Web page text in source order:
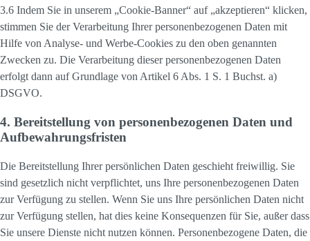
3.6 Indem Sie in unserem „Cookie-Banner“ auf „akzeptieren“ klicken,
stimmen Sie der Verarbeitung Ihrer personenbezogenen Daten mit
Hilfe von Analyse- und Werbe-Cookies zu den oben genannten
Zwecken zu. Die Verarbeitung dieser personenbezogenen Daten
erfolgt dann auf Grundlage von Artikel 6 Abs. 1 S. 1 Buchst. a)
DSGVO.
4. Bereitstellung von personenbezogenen Daten und
Aufbewahrungsfristen
Die Bereitstellung Ihrer persönlichen Daten geschieht freiwillig. Sie
sind gesetzlich nicht verpflichtet, uns Ihre personenbezogenen Daten
zur Verfügung zu stellen. Wenn Sie uns Ihre persönlichen Daten nicht
zur Verfügung stellen, hat dies keine Konsequenzen für Sie, außer dass
Sie unsere Dienste nicht nutzen können. Personenbezogene Daten, die